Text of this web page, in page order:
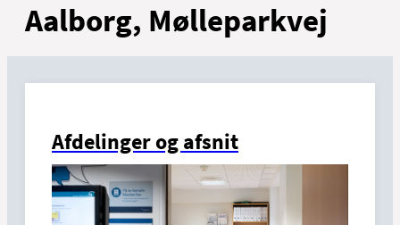
Aalborg, Mølleparkvej
Afdelinger og afsnit